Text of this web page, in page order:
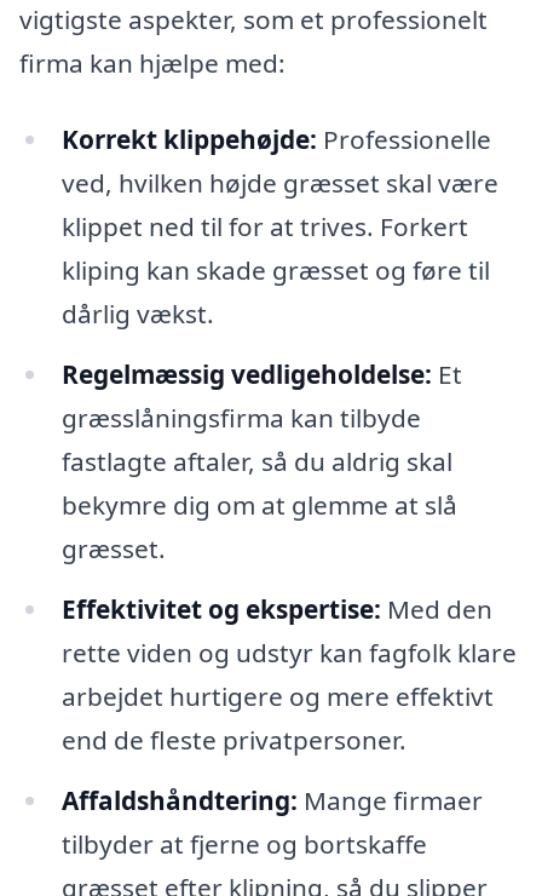
vigtigste aspekter, som et professionelt
firma kan hjælpe med:
Korrekt klippehøjde: Professionelle
ved, hvilken højde græsset skal være
klippet ned til for at trives. Forkert
kliping kan skade græsset og føre til
dårlig vækst.
Regelmæssig vedligeholdelse: Et
græsslåningsfirma kan tilbyde
fastlagte aftaler, så du aldrig skal
bekymre dig om at glemme at slå
græsset.
Effektivitet og ekspertise: Med den
rette viden og udstyr kan fagfolk klare
arbejdet hurtigere og mere effektivt
end de fleste privatpersoner.
Affaldshåndtering: Mange firmaer
tilbyder at fjerne og bortskaffe
græsset efter klipning, så du slipper